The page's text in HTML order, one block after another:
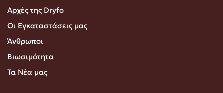
Αρχές της Dryfo
Οι Εγκαταστάσεις μας
Άνθρωποι
Βιωσιμότητα
Τα Νέα μας